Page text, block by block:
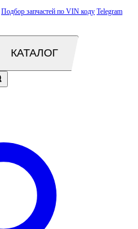
Подбор запчастей по VIN коду Telegram
КАТАЛОГ